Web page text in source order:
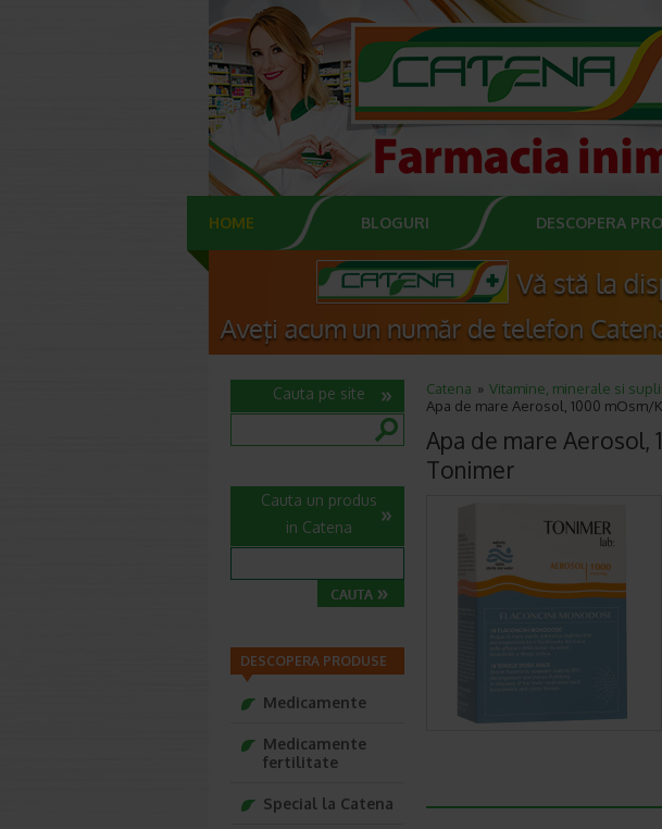
HOME BLOGURI DESCOPERA
Catena Vitamine, minerale si
Apa de mare Aerosol, 1000 mOsm/
Apa de mare Aerosol,
Tonimer
Cauta pe site
Cauta un produs
in Catena
DESCOPERA PRODUSE
Medicamente
Medicamente
fertilitate
Special la Catena